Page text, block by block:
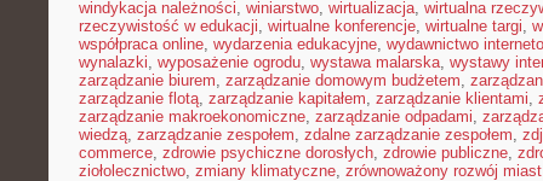
windykacja należności, winiarstwo, wirtualizacja, wirtualna
rzeczywistość w edukacji, wirtualne konferencje, wirtualne targi,
współpraca online, wydarzenia edukacyjne, wydawnictwo
wynalazki, wyposażenie ogrodu, wystawa malarska, wystawy
zarządzanie biurem, zarządzanie domowym budżetem,
zarządzanie flotą, zarządzanie kapitałem, zarządzanie klientami,
zarządzanie makroekonomiczne, zarządzanie odpadami,
wiedzą, zarządzanie zespołem, zdalne zarządzanie zespołem,
commerce, zdrowie psychiczne dorosłych, zdrowie publiczne,
ziołolecznictwo, zmiany klimatyczne, zrównoważony rozwój miast